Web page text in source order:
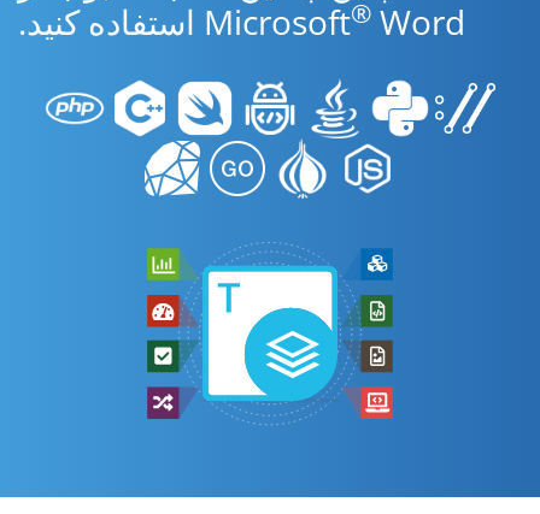
Microsoft® Word استفاده کنید.